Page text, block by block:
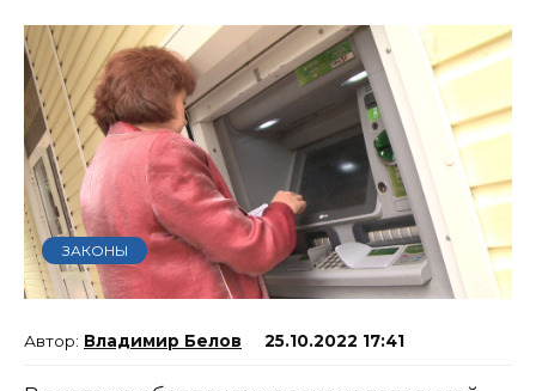
ЗАКОНЫ
Владимир Белов 25.10.2022 17:41